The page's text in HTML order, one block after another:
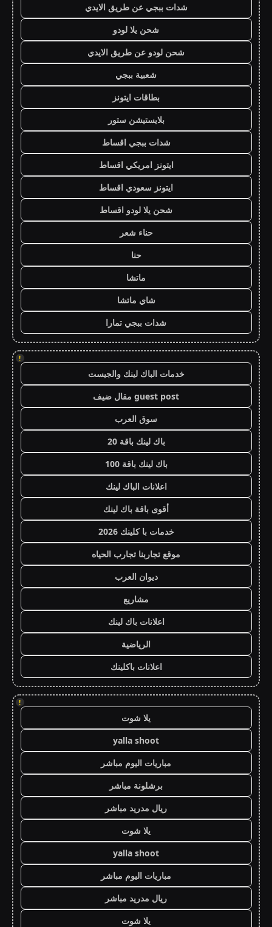
شدات ببجي عن طريق الايدي
شحن يلا لودو
شحن لودو عن طريق الايدي
شعبية ببجي
بطاقات ايتونز
بلايستيشن ستور
شدات ببجي اقساط
ايتونز امريكي اقساط
ايتونز سعودي اقساط
شحن يلا لودو اقساط
حناء شعر
حنا
ماتشا
شاي ماتشا
شدات ببجي تمارا
!
خدمات الباك لينك والجيست
guest post مقال ضيف
سوق العرب
باك لينك باقة 20
باك لينك باقة 100
اعلانات الباك لينك
أقوى باقة باك لينك
خدمات با كلينك 2026
موقع تجاربنا تجارب الحياه
ديوان العرب
مشاريع
اعلانات باك لينك
الرياضية
اعلانات باكلينك
!
يلا شوت
yalla shoot
مباريات اليوم مباشر
برشلونة مباشر
ريال مدريد مباشر
يلا شوت
yalla shoot
مباريات اليوم مباشر
ريال مدريد مباشر
يلا شوت